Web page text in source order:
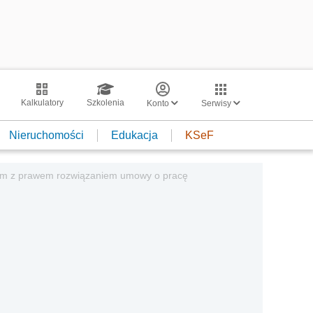
Kalkulatory Szkolenia Konto Serwisy
Nieruchomości Edukacja KSeF
z prawem rozwiązaniem umowy o pracę